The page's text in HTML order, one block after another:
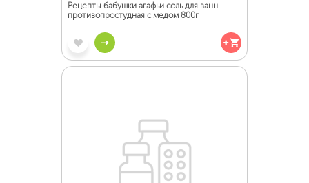
Рецепты бабушки агафьи соль для ванн
противопростудная с медом 800г